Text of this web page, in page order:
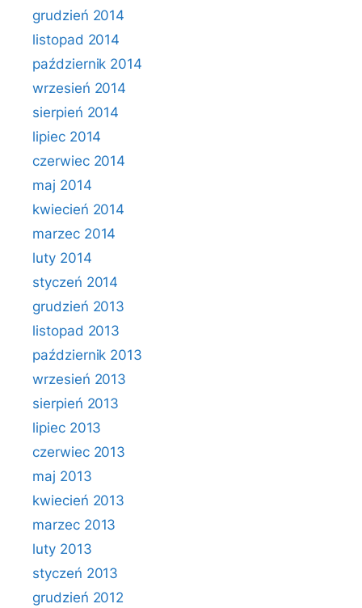
grudzień 2014
listopad 2014
październik 2014
wrzesień 2014
sierpień 2014
lipiec 2014
czerwiec 2014
maj 2014
kwiecień 2014
marzec 2014
luty 2014
styczeń 2014
grudzień 2013
listopad 2013
październik 2013
wrzesień 2013
sierpień 2013
lipiec 2013
czerwiec 2013
maj 2013
kwiecień 2013
marzec 2013
luty 2013
styczeń 2013
grudzień 2012